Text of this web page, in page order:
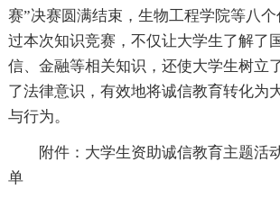
赛”决赛圆满结束，生物工程学院等八
过本次知识竞赛，不仅让大学生了解了
信、金融等相关知识，还使大学生树立
了法律意识，有效地将诚信教育转化为
与行为。
附件：大学生资助诚信教育主题活
单